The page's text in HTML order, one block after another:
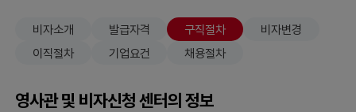
비자소개 발급자격 구직절차
비자변경
이직절차
기업요건 채용절차
영사관 및 비자신청 센터의 정보